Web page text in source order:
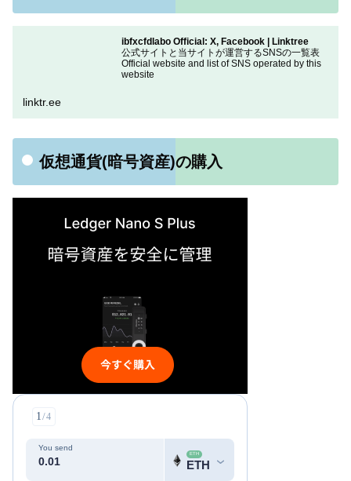
ibfxcfdlabo Official: X, Facebook | Linktree
公式サイトと当サイトが運営するSNSの一覧表
Official website and list of SNS operated by this
website
linktr.ee
仮想通貨(暗号資産)の購入